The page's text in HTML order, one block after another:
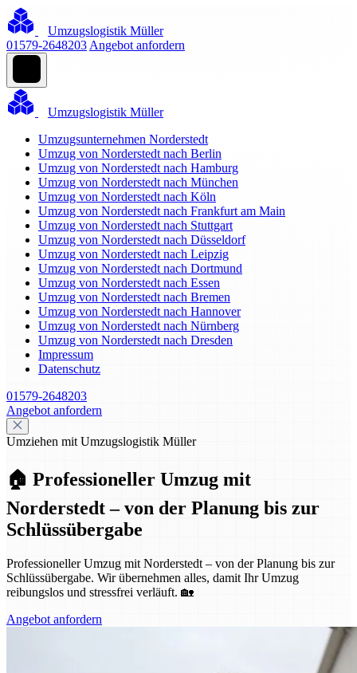
Umzugslogistik Müller
01579-2648203 Angebot anfordern
Umzugslogistik Müller
Umzugsunternehmen Norderstedt
Umzug von Norderstedt nach Berlin
Umzug von Norderstedt nach Hamburg
Umzug von Norderstedt nach München
Umzug von Norderstedt nach Köln
Umzug von Norderstedt nach Frankfurt am Main
Umzug von Norderstedt nach Stuttgart
Umzug von Norderstedt nach Düsseldorf
Umzug von Norderstedt nach Leipzig
Umzug von Norderstedt nach Dortmund
Umzug von Norderstedt nach Essen
Umzug von Norderstedt nach Bremen
Umzug von Norderstedt nach Hannover
Umzug von Norderstedt nach Nürnberg
Umzug von Norderstedt nach Dresden
Impressum
Datenschutz
01579-2648203
Angebot anfordern
Umziehen mit Umzugslogistik Müller
🏠 Professioneller Umzug mit
Norderstedt – von der Planung bis zur
Schlüssübergabe
Professioneller Umzug mit Norderstedt – von der Planung bis zur
Schlüssübergabe. Wir übernehmen alles, damit Ihr Umzug
reibungslos und stressfrei verläuft. 🏡
Angebot anfordern